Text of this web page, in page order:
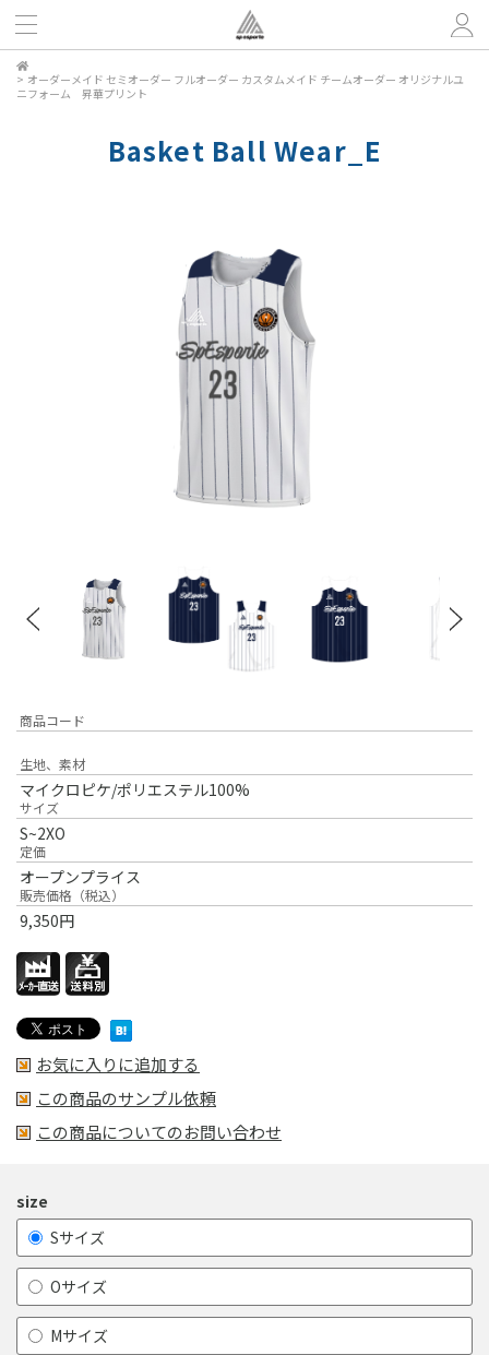
> オーダーメイド セミオーダー フルオーダー カスタムメイド チームオーダー オリジナルユ
ニフォーム 昇華プリント
Basket Ball Wear_E
商品コード
生地、素材
マイクロピケ/ポリエステル100%
サイズ
S~2XO
定価
オープンプライス
販売価格（税込）
9,350円
お気に入りに追加する
この商品のサンプル依頼
この商品についてのお問い合わせ
size
Sサイズ
Oサイズ
Mサイズ